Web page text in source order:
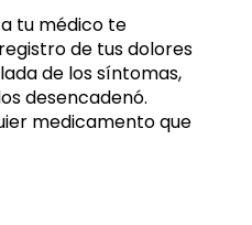
tu médico te
de tus dolores
de los síntomas,
desencadenó.
medicamento que